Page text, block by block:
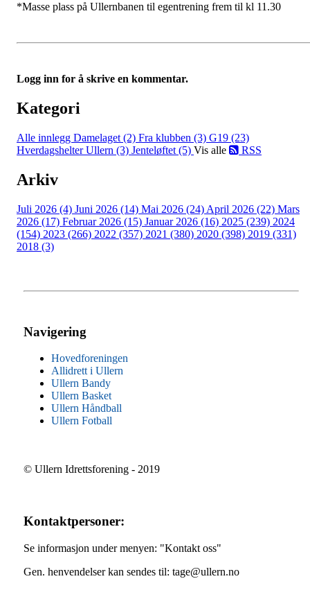
*Masse plass på Ullernbanen til egentrening frem til kl 11.30
Logg inn for å skrive en kommentar.
Kategori
Alle innlegg Damelaget (2) Fra klubben (3) G19 (23)
Hverdagshelter Ullern (3) Jenteløftet (5) Vis alle RSS
Arkiv
Juli 2026 (4) Juni 2026 (14) Mai 2026 (24) April 2026 (22) Mars
2026 (17) Februar 2026 (15) Januar 2026 (16) 2025 (239) 2024
(154) 2023 (266) 2022 (357) 2021 (380) 2020 (398) 2019 (331)
2018 (3)
Navigering
Hovedforeningen
Allidrett i Ullern
Ullern Bandy
Ullern Basket
Ullern Håndball
Ullern Fotball
© Ullern Idrettsforening - 2019
Kontaktpersoner:
Se informasjon under menyen: "Kontakt oss"
Gen. henvendelser kan sendes til: tage@ullern.no